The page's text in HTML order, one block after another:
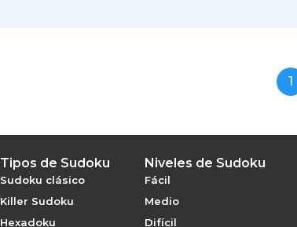
1
Tipos de Sudoku
Sudoku clásico
Killer Sudoku
Hexadoku
Niveles de Sudoku
Fácil
Medio
Difícil